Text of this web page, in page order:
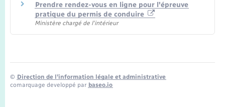
Prendre rendez-vous en ligne pour l'épreuve
pratique du permis de conduire
Ministère chargé de l'intérieur
© Direction de l’information légale et administrative
comarquage developpé par baseo.io